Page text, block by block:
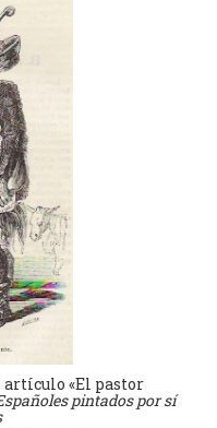
artículo «El pastor
pintados por sí